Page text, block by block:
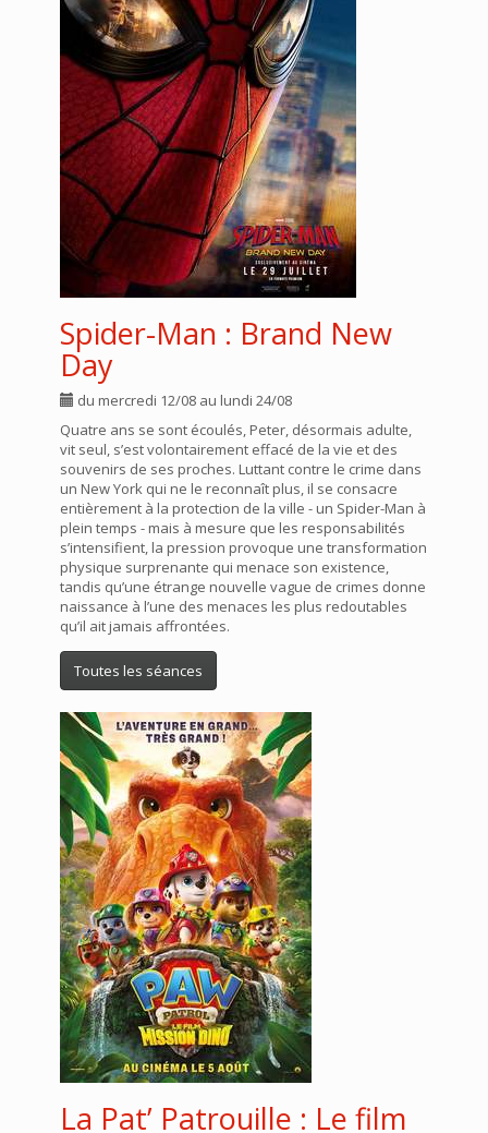
Spider-Man : Brand New
Day
du mercredi 12/08 au lundi 24/08
Quatre ans se sont écoulés, Peter, désormais adulte,
vit seul, s’est volontairement effacé de la vie et des
souvenirs de ses proches. Luttant contre le crime dans
un New York qui ne le reconnaît plus, il se consacre
entièrement à la protection de la ville - un Spider-Man à
plein temps - mais à mesure que les responsabilités
s’intensifient, la pression provoque une transformation
physique surprenante qui menace son existence,
tandis qu’une étrange nouvelle vague de crimes donne
naissance à l’une des menaces les plus redoutables
qu’il ait jamais affrontées.
Toutes les séances
La Pat’ Patrouille : Le film